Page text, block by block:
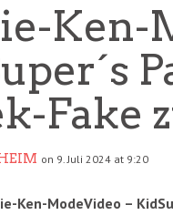
Ken-
Fake
on 9. Juli 2024 at 9:20
Ken-ModeVideo –